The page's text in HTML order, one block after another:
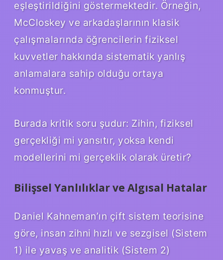
eşleştirildiğini göstermektedir. Örneğin,
McCloskey ve arkadaşlarının klasik
çalışmalarında öğrencilerin fiziksel
kuvvetler hakkında sistematik yanlış
anlamalara sahip olduğu ortaya
konmuştur.
Burada kritik soru şudur: Zihin, fiziksel
gerçekliği mi yansıtır, yoksa kendi
modellerini mi gerçeklik olarak üretir?
Bilişsel Yanlılıklar ve Algısal Hatalar
Daniel Kahneman’ın çift sistem teorisine
göre, insan zihni hızlı ve sezgisel (Sistem
1) ile yavaş ve analitik (Sistem 2)